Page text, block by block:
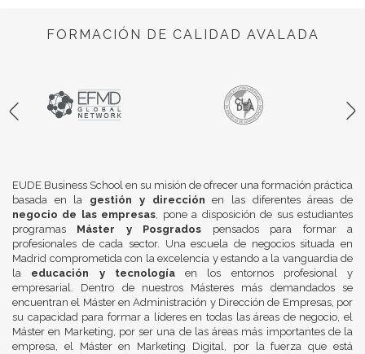
FORMACIÓN DE CALIDAD AVALADA
EUDE Business School en su misión de ofrecer una formación práctica
basada en la gestión y dirección en las diferentes áreas de
negocio de las empresas, pone a disposición de sus estudiantes
programas Máster y Posgrados pensados para formar a
profesionales de cada sector. Una escuela de negocios situada en
Madrid comprometida con la excelencia y estando a la vanguardia de
la educación y tecnologíaen los entornos profesional y
empresarial. Dentro de nuestros Másteres más demandados se
encuentran el Máster en Administración y Dirección de Empresas, por
su capacidad para formar a líderes en todas las áreas de negocio, el
Máster en Marketing, por ser una de las áreas más importantes de la
empresa, el Máster en Marketing Digital, por la fuerza que está